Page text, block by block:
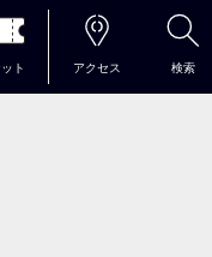
ト アクセス 検索